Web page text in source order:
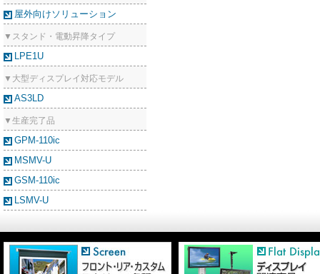
屋外向けソリューション
▼スタンド・電動昇降タイプ
LPE1U
▼大型ディスプレイ対応モデル
AS3LD
▼生産完了品
GPM-110ic
MSMV-U
GSM-110ic
LSMV-U